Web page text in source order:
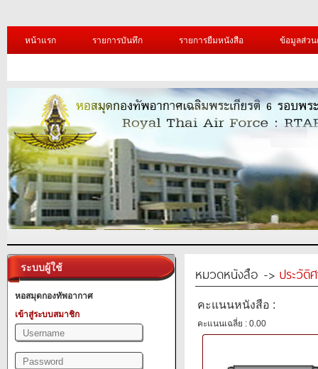
หน้าแรก รายการบันทึก รายการยืมหนังสือ ข้อมูลส่ว
ระบบผู้ใช้
หอสมุดกองทัพอากาศ
เข้าสู่ระบบสมาชิก
หมวดหนังสือ -> ประวัติ
คะแนนหนังสือ :
คะแนนเฉลี่ย : 0.00